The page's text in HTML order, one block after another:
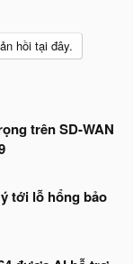
hồi tại đây.
trên SD-WAN
tới lỗ hổng bảo